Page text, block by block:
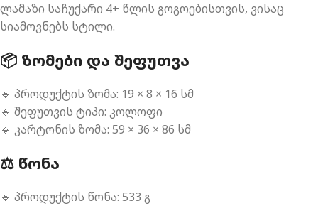
ლამაზი საჩუქარი 4+ წლის გოგოებისთვის, ვისაც
სიამოვნებს სტილი.
📦 ᲖᲝᲛᲔᲑᲘ ᲓᲐ ᲨᲔᲤᲣᲗᲕᲐ
🔹 პროდუქტის ზომა: 19 × 8 × 16 სმ
🔹 შეფუთვის ტიპი: კოლოფი
🔹 კარტონის ზომა: 59 × 36 × 86 სმ
⚖️ ᲬᲝᲜᲐ
🔹 პროდუქტის წონა: 533 გ